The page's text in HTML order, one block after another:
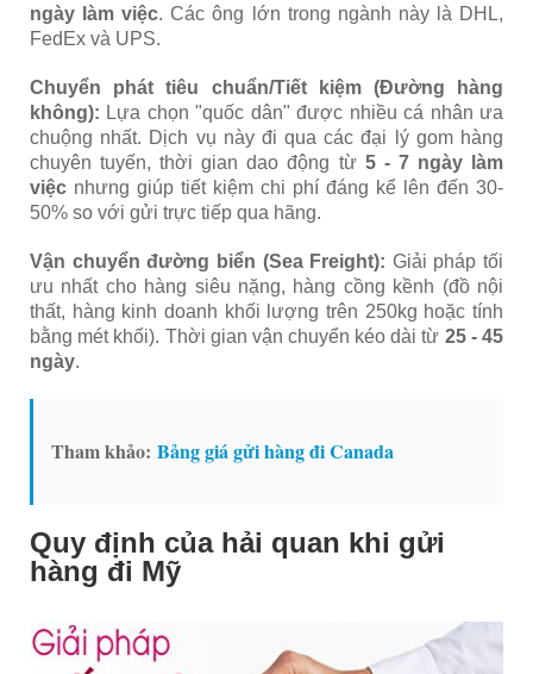
ngày làm việc. Các ông lớn trong ngành này là DHL,
FedEx và UPS.
Chuyển phát tiêu chuẩn/Tiết kiệm (Đường hàng
không): Lựa chọn "quốc dân" được nhiều cá nhân ưa
chuộng nhất. Dịch vụ này đi qua các đại lý gom hàng
chuyên tuyến, thời gian dao động từ 5 - 7 ngày làm
việc nhưng giúp tiết kiệm chi phí đáng kể lên đến 30-
50% so với gửi trực tiếp qua hãng.
Vận chuyển đường biển (Sea Freight): Giải pháp tối
ưu nhất cho hàng siêu nặng, hàng cồng kềnh (đồ nội
thất, hàng kinh doanh khối lượng trên 250kg hoặc tính
bằng mét khối). Thời gian vận chuyển kéo dài từ 25 - 45
ngày.
Tham khảo: Bảng giá gửi hàng đi Canada
Quy định của hải quan khi gửi
hàng đi Mỹ